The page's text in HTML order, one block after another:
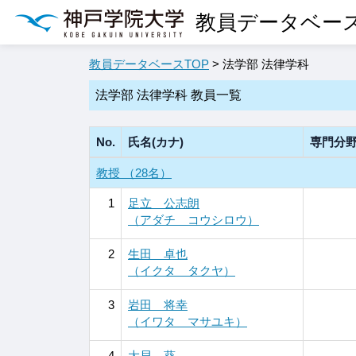
教員データベー
教員データベースTOP > 法学部 法律学科
法学部 法律学科 教員一覧
No. 氏名(カナ) 専門分
教授 （28名）
1
足立 公志朗
（アダチ コウシロウ）
2
生田 卓也
（イクタ タクヤ）
3
岩田 将幸
（イワタ マサユキ）